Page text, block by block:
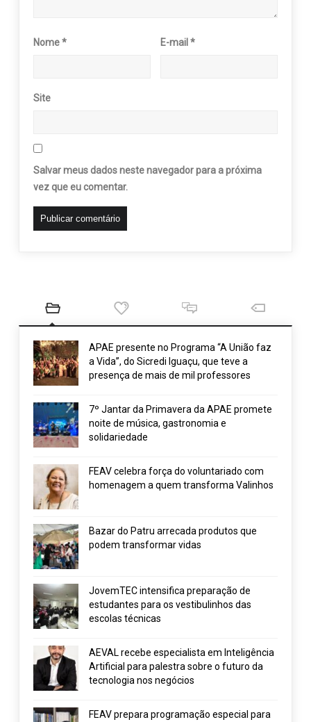
Nome* E-mail*
Site
Salvar meus dados neste navegador para a próxima
vez que eu comentar.
APAE presente no Programa “A União faz
a Vida”, do Sicredi Iguaçu, que teve a
presença de mais de mil professores
7º Jantar da Primavera da APAE promete
noite de música, gastronomia e
solidariedade
FEAV celebra força do voluntariado com
homenagem a quem transforma Valinhos
Bazar do Patru arrecada produtos que
podem transformar vidas
JovemTEC intensifica preparação de
estudantes para os vestibulinhos das
escolas técnicas
AEVAL recebe especialista em Inteligência
Artificial para palestra sobre o futuro da
tecnologia nos negócios
FEAV prepara programação especial para